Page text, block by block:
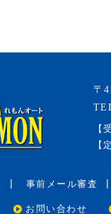
〒
【
【
事前メール審査
お問い合わせ